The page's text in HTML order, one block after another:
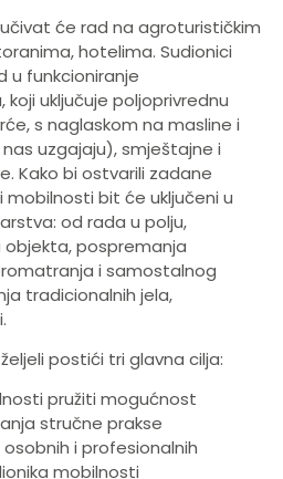
će rad na agroturističkim
hotelima. Sudionici
u funkcioniranje
uključuje poljoprivrednu
s naglaskom na masline i
uzgajaju), smještajne i
Kako bi ostvarili zadane
mobilnosti bit će uključeni u
od rada u polju,
objekta, pospremanja
i samostalnog
tradicionalnih jela,
postići tri glavna cilja:
pružiti mogućnost
stručne prakse
i profesionalnih
mobilnosti